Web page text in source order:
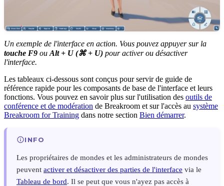
Un exemple de l'interface en action. Vous pouvez appuyer sur la
touche F9 ou Alt + U (⌘ + U) pour activer ou désactiver
l'interface.
Les tableaux ci-dessous sont conçus pour servir de guide de
référence rapide pour les composants de base de l'interface et leurs
fonctions. Vous pouvez en savoir plus sur l'utilisation des outils de
conférence et de modération de Breakroom et sur l'accès au système
Breakroom for Training dans notre section Bien démarrer.
INFO
Les propriétaires de mondes et les administrateurs de mondes
peuvent activer et désactiver des parties de l'interface via le
Tableau de bord. Il se peut que vous n'ayez pas accès à